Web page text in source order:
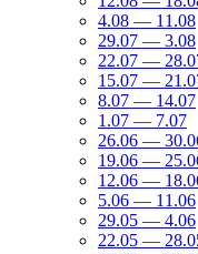
4.08 — 11.08
29.07 — 3.08
22.07 —
15.07 —
8.07 — 14.07
1.07 — 7.07
26.06 —
19.06 —
12.06 —
5.06 — 11.06
29.05 — 4.06
22.05 —